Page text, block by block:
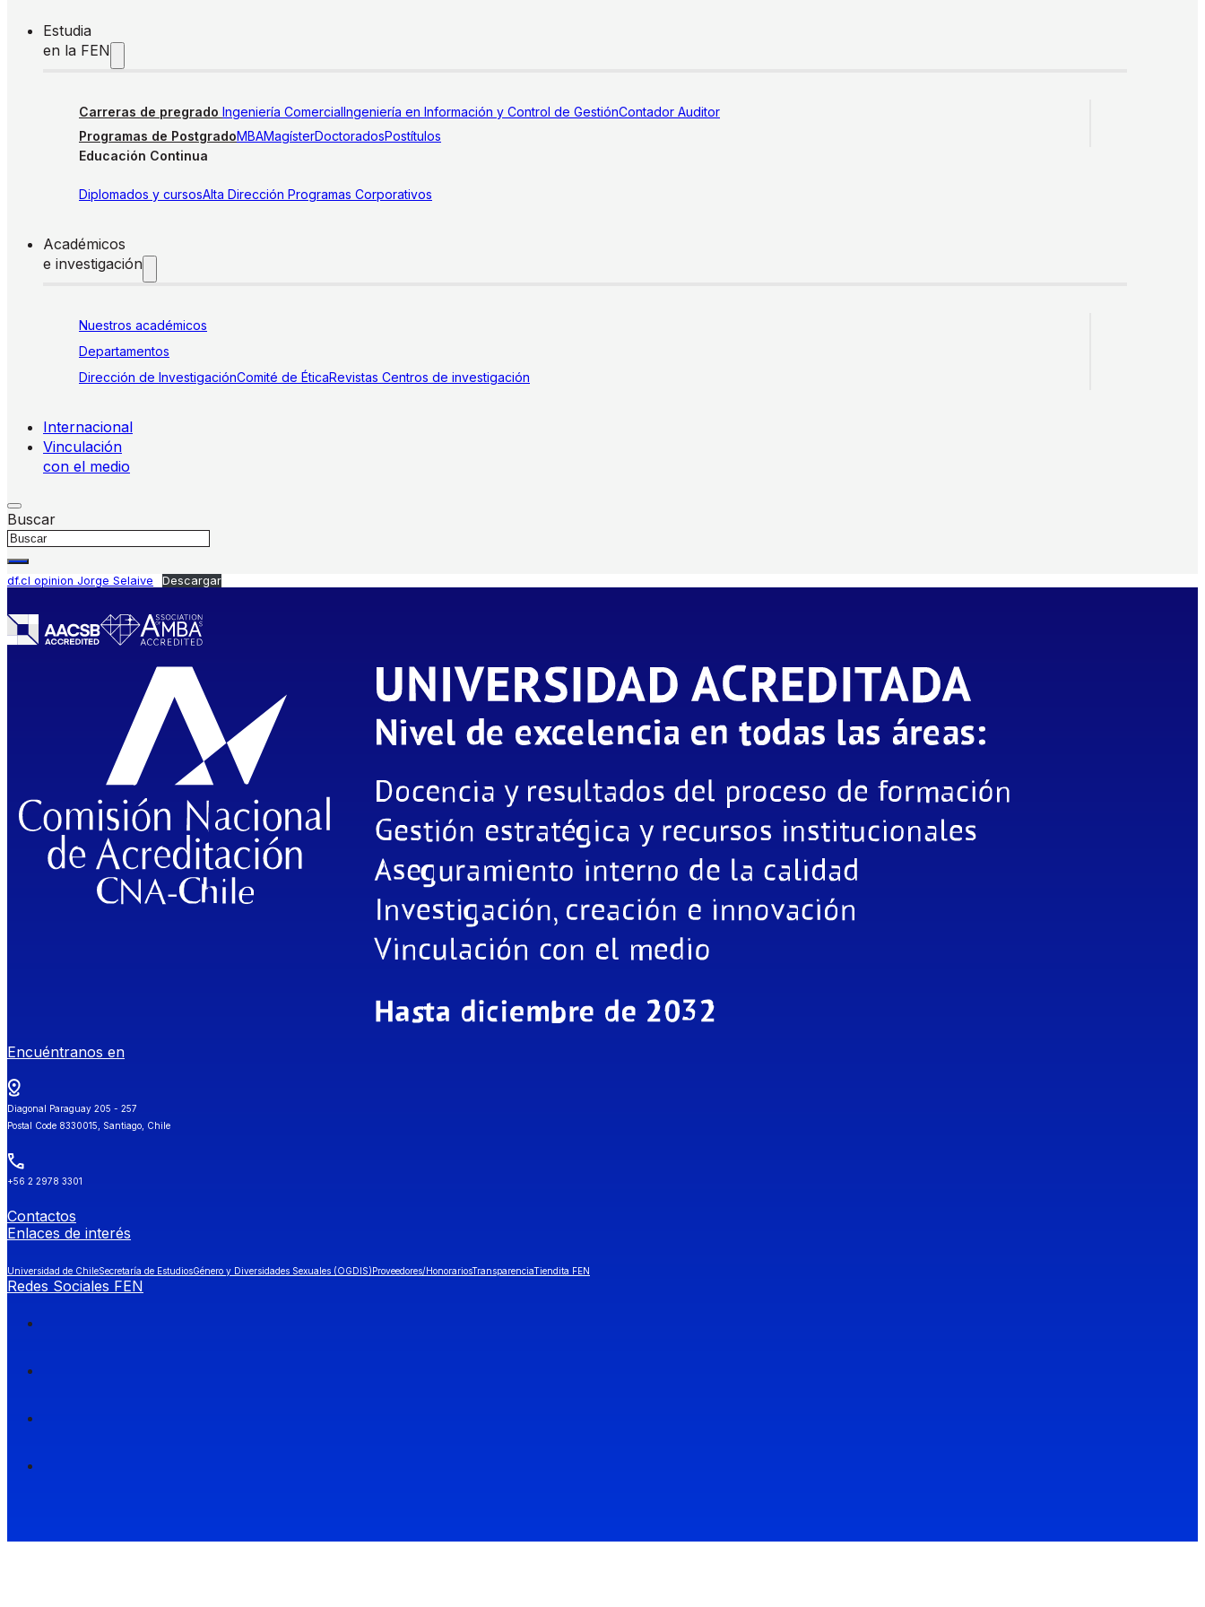
Estudia
en la FEN
Carreras de pregrado Ingeniería ComercialIngeniería en Información y Control de GestiónContador Auditor
Programas de PostgradoMBAMagísterDoctoradosPostítulos
Educación Continua
Diplomados y cursosAlta Dirección Programas Corporativos
Académicos
e investigación
Nuestros académicos
Departamentos
Dirección de InvestigaciónComité de ÉticaRevistas Centros de investigación
Internacional
Vinculación
con el medio
Buscar
df.cl opinion Jorge Selaive Descargar
Encuéntranos en
Diagonal Paraguay 205 - 257
Postal Code 8330015, Santiago, Chile
+56 2 2978 3301
Contactos
Enlaces de interés
Universidad de ChileSecretaría de EstudiosGénero y Diversidades Sexuales (OGDIS)Proveedores/HonorariosTransparenciaTiendita FEN
Redes Sociales FEN